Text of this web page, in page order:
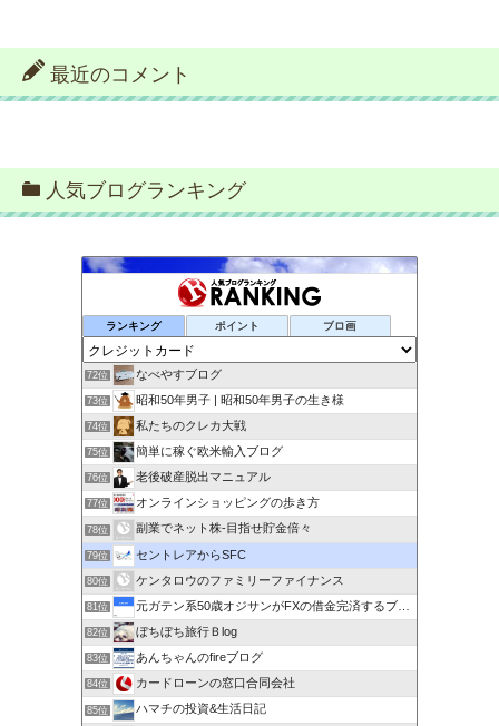
最近のコメント
人気ブログランキング
ランキング ポイント ブロ画
72位 なべやすブログ
73位 昭和50年男子 | 昭和50年男子の生き様
74位 私たちのクレカ大戦
75位 簡単に稼ぐ欧米輸入ブログ
76位 老後破産脱出マニュアル
77位 オンラインショッピングの歩き方
78位 副業でネット株-目指せ貯金倍々
79位 セントレアからSFC
80位 ケンタロウのファミリーファイナンス
81位 元ガテン系50歳オジサンがFXの借金完済するブログ
82位 ぼちぼち旅行Ｂlog
83位 あんちゃんのfireブログ
84位 カードローンの窓口合同会社
85位 ハマチの投資&生活日記